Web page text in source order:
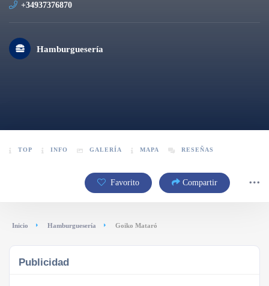
+34937376870
Hamburguesería
TOP INFO GALERÍA MAPA RESEÑAS
Favorito Compartir
Inicio Hamburguesería Goiko Mataró
Publicidad